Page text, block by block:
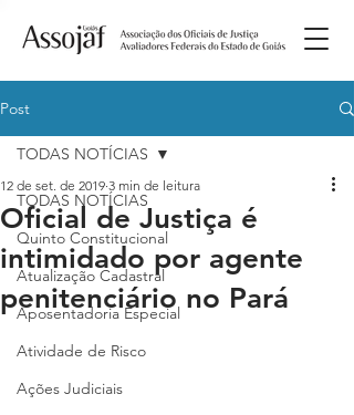
Post
TODAS NOTÍCIAS
Quinto Constitucional
Atualização Cadastral
Aposentadoria Especial
Atividade de Risco
Ações Judiciais
TODAS NOTÍCIAS
Oficial de Justiça é
intimidado por agente
penitenciário no Pará
12 de set. de 2019 3 min de leitura